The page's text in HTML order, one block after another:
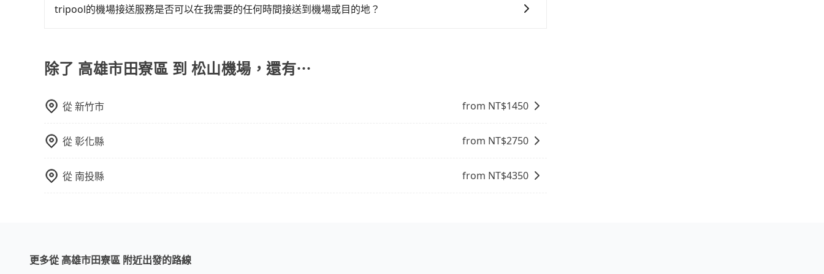
軌系統，這是一種快捷和經濟實惠的交通方式。 2. 公車/客運：公車或客運是到達機場的另一種經濟實惠的交通
高鐵是最快速的選擇，但並非每個縣市都有高鐵站，且下高鐵後還需轉搭其他接駁方式抵達機場，對於入、出境
需攜帶大量行李的旅客並不方便。價格也會因您出發的縣市而有所不同。 總體而言，到機場的最佳交通方式取決
tripool的機場接送服務是否可以在我需要的任何時間接送到機場或目的地？
除了 高雄市田寮區 到 松山機場，還有⋯
從新竹市 from NT$1450
從彰化縣 from NT$2750
從 南投縣 from NT$4350
更多從 高雄市田寮區 附近出發的路線